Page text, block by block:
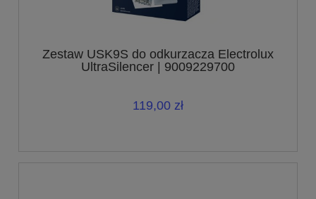
Zestaw USK9S do odkurzacza Electrolux
UltraSilencer | 9009229700
119,00 zł